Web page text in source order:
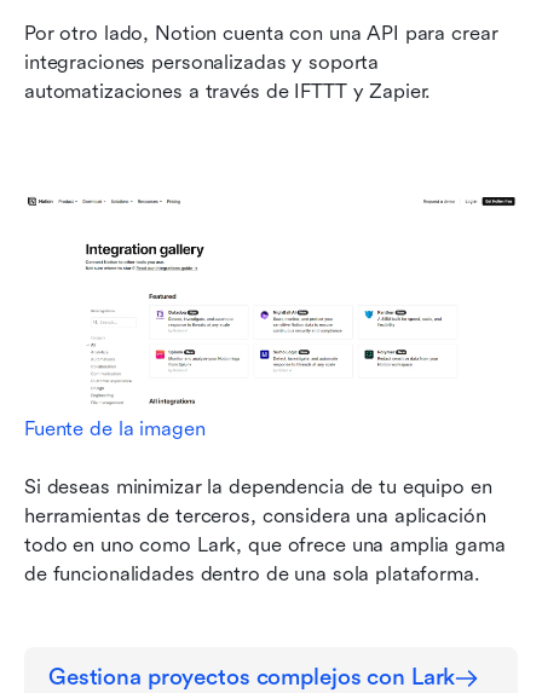
Por otro lado, Notion cuenta con una API para crear
integraciones personalizadas y soporta
automatizaciones a través de IFTTT y Zapier.
Fuente de la imagen
Si deseas minimizar la dependencia de tu equipo en
herramientas de terceros, considera una aplicación
todo en uno como Lark, que ofrece una amplia gama
de funcionalidades dentro de una sola plataforma.
Gestiona proyectos complejos con Lark